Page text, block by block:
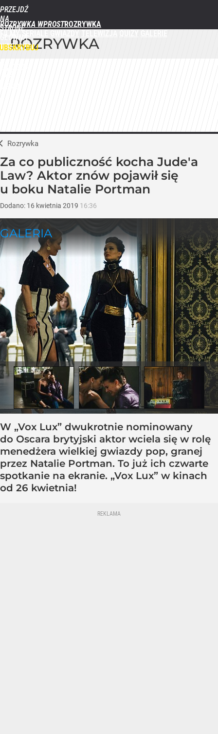
PRZEJDŹ
NA
STRONĘ
GŁÓWNĄ
WPROST.PL
ROZRYWKA WPROST
ROZRYWKA
Rozrywka
Za co publiczność kocha Jude'a
Law? Aktor znów pojawił się
u boku Natalie Portman
Dodano: 16 kwietnia 2019 16:36
W „Vox Lux” dwukrotnie nominowany
do Oscara brytyjski aktor wciela się w rolę
menedżera wielkiej gwiazdy pop, granej
przez Natalie Portman. To już ich czwarte
spotkanie na ekranie. „Vox Lux” w kinach
od 26 kwietnia!